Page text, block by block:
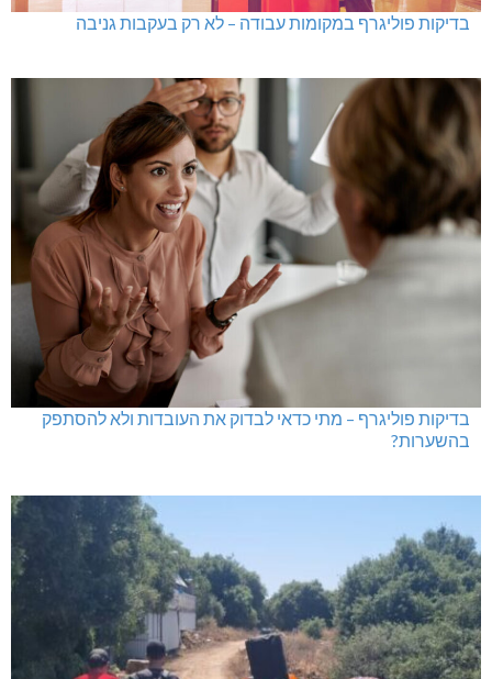
בדיקות פוליגרף במקומות עבודה – לא רק בעקבות גניבה
בדיקות פוליגרף – מתי כדאי לבדוק את העובדות ולא להסתפק
בהשערות?